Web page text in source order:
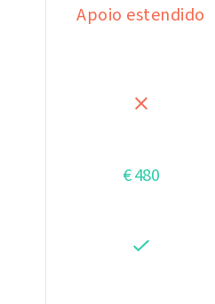
Apoio estendido
€ 480